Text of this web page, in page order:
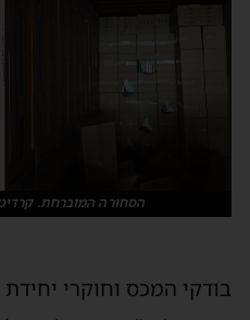
הסחורה המוברחת.
בודקי המכס וחוקרי